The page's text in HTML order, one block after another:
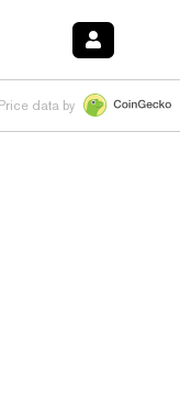
-2.70%HYPE $54.41 -
Price data by